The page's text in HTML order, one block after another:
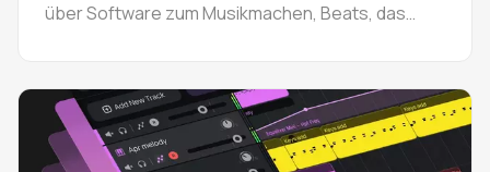
über Software zum Musikmachen, Beats, das